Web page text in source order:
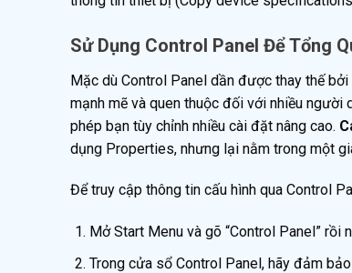
Sử Dụng Control Panel Để Tổng
Mặc dù Control Panel dần được thay thế
mạnh mẽ và quen thuộc đối với nhiều người
phép bạn tùy chỉnh nhiều cài đặt nâng cao.
dụng Properties, nhưng lại nằm trong một
Để truy cập thông tin cấu hình qua Control
Mở Start Menu và gõ “Control Panel” rồi
Trong cửa sổ Control Panel, hãy đảm